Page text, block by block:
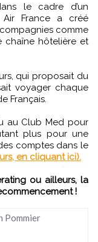
le cadre d’un
Air France a créé
comme
chaîne hôtelière et
qui proposait du
voyager chaque
Français.
au Club Med pour
plus pour une
comptes dans le
en cliquant ici).
ou ailleurs, la
!
Pommier